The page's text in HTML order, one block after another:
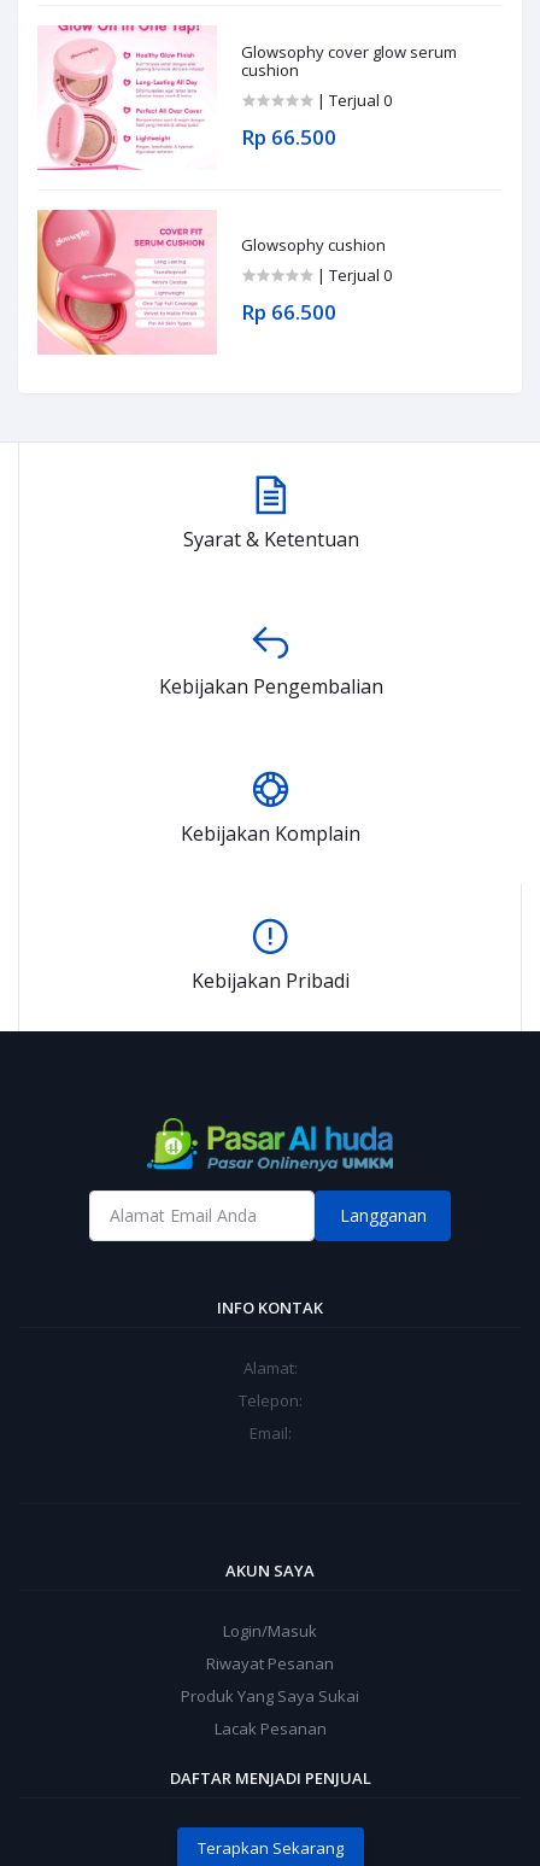
Glowsophy cover glow serum
cushion
| Terjual 0
Rp 66.500
Glowsophy cushion
| Terjual 0
Rp 66.500
Syarat & Ketentuan
Kebijakan Pengembalian
Kebijakan Komplain
Kebijakan Pribadi
Langganan
INFO KONTAK
Alamat:
Telepon:
Email:
AKUN SAYA
Login/Masuk
Riwayat Pesanan
Produk Yang Saya Sukai
Lacak Pesanan
DAFTAR MENJADI PENJUAL
Terapkan Sekarang